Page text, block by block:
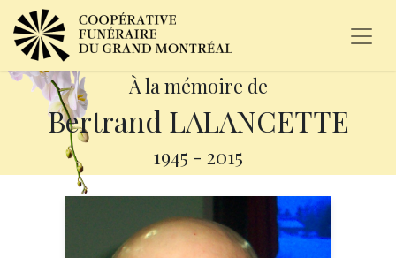
À la mémoire de
Bertrand LALANCETTE
1945 - 2015